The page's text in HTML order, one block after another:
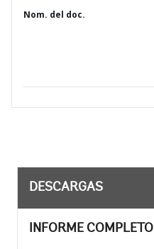
Nom. del doc.
DESCARGAS
INFORME COMPLETO